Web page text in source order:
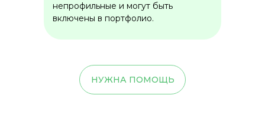
непрофильные и могут быть
включены в портфолио.
НУЖНА ПОМОЩЬ